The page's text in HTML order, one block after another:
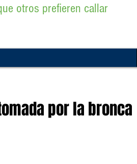
otros prefieren callar
por la bronca